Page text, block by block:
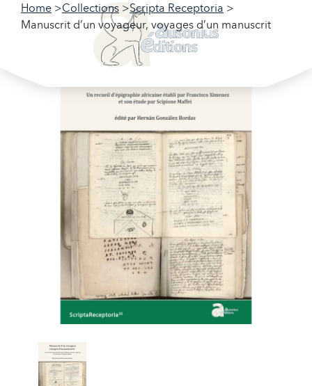
Home Collections
Scripta Receptoria
Manuscrit d’un voyageur, voyages d’un manuscrit